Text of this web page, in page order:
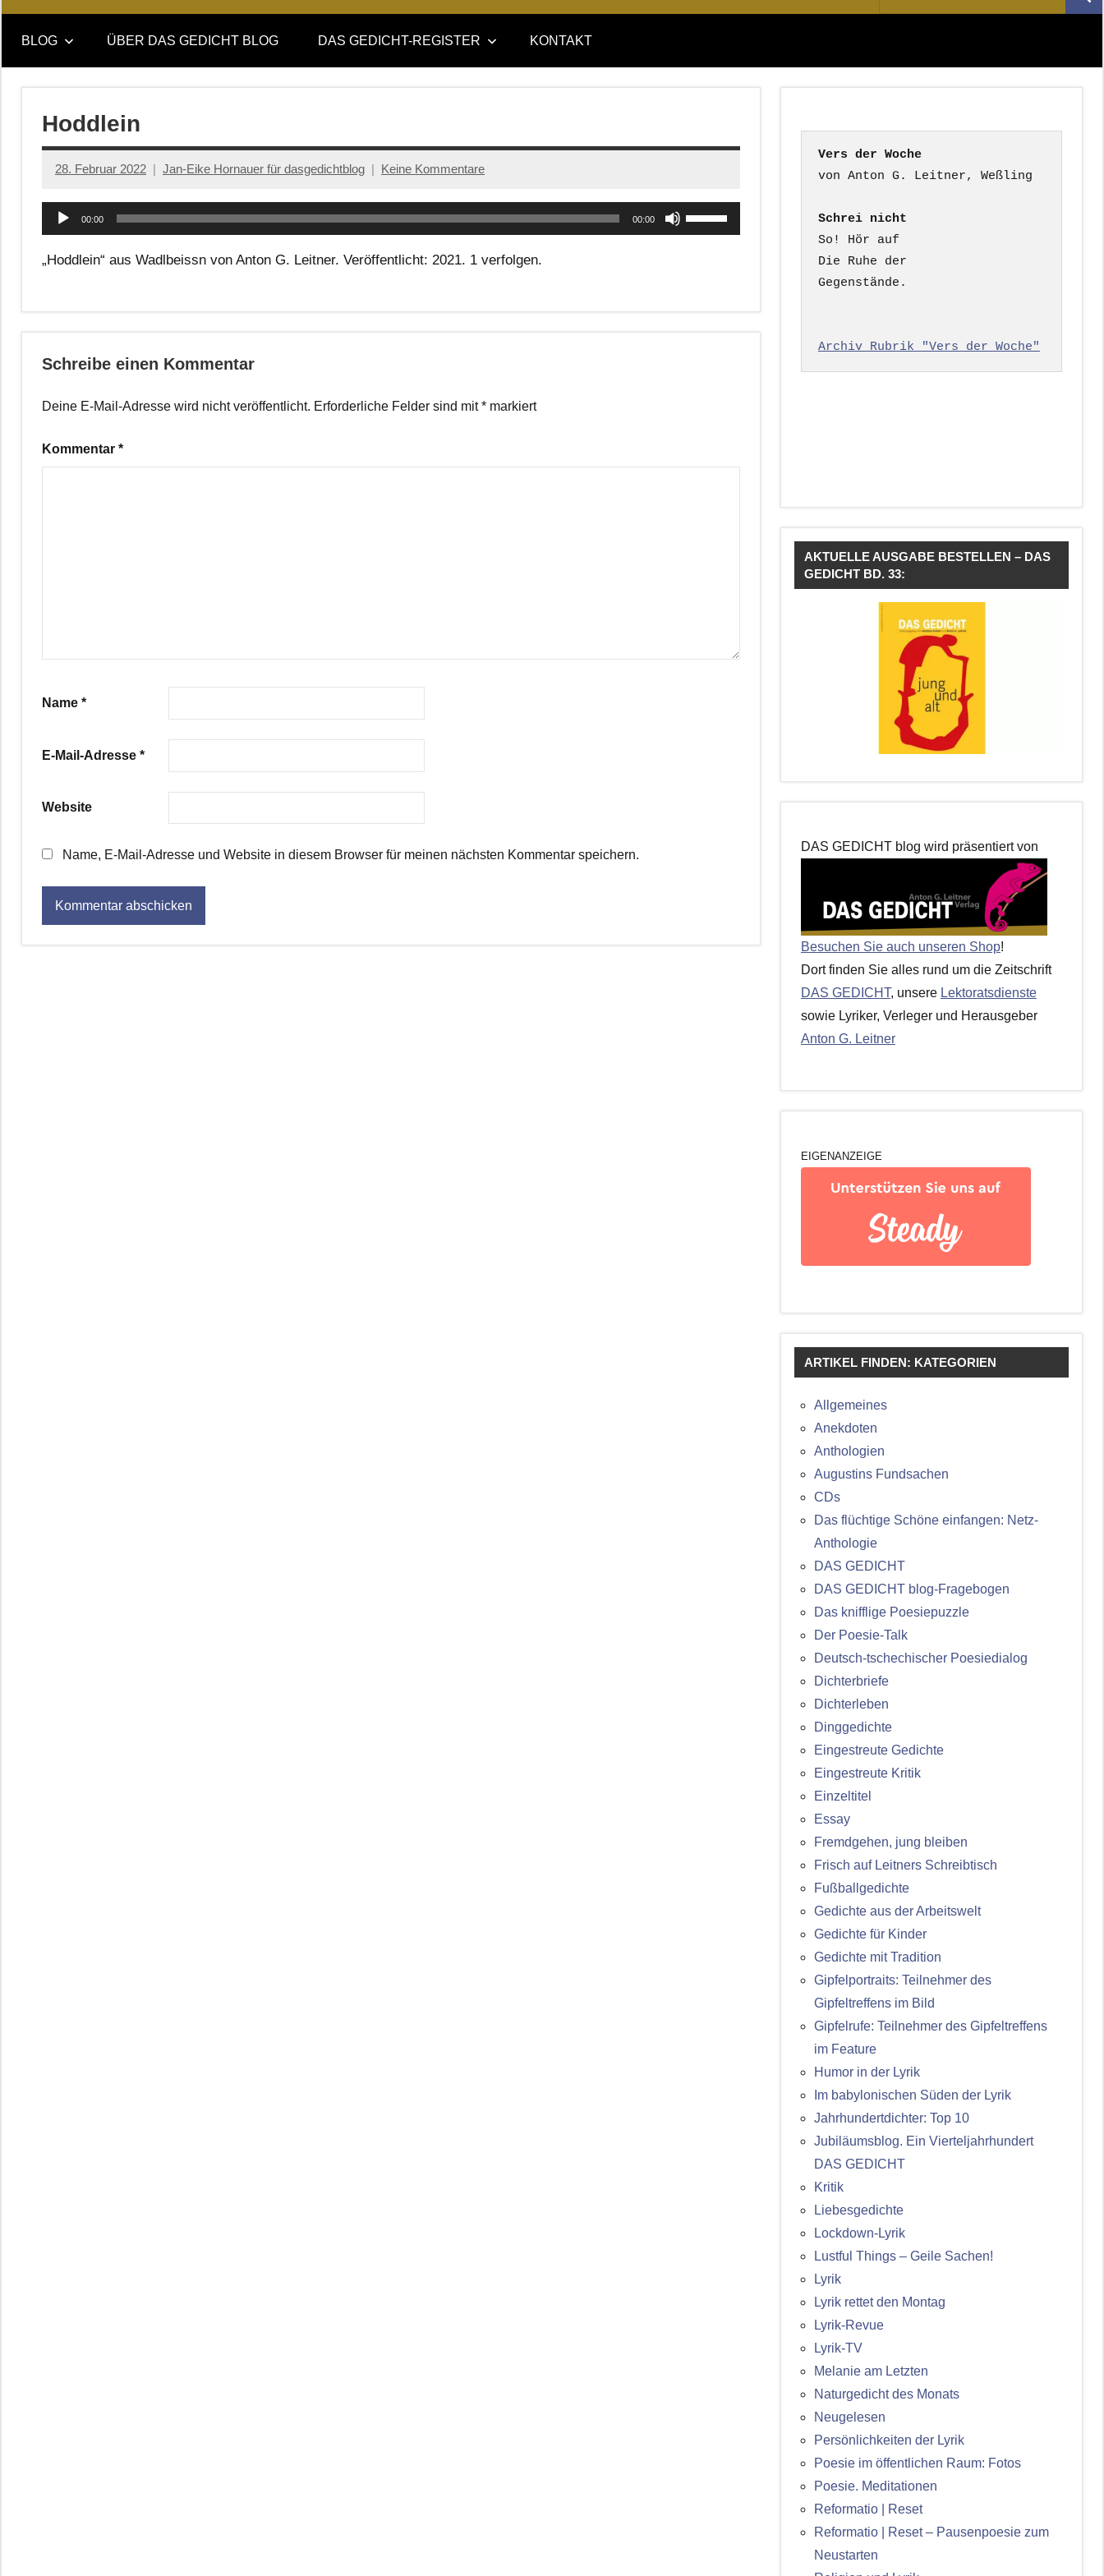
DAS
GEDICHT
blog
DAS
GEDICHT.
Zeitschrift
nach:
BLOG ÜBER DAS GEDICHT BLOG DAS GEDICHT-REGISTER KONTAKT
Hoddlein
28. Februar 2022 Jan-Eike Hornauer für dasgedichtblog Keine Kommentare
Audio-
Player
00:00 00:00
Pfeiltasten
Hoch/Runter
die
Lautstärke
„Hoddlein“ aus Wadlbeissn von Anton G. Leitner. Veröffentlicht: 2021. 1 verfolgen.
Schreibe einen Kommentar
Deine E-Mail-Adresse wird nicht veröffentlicht. Erforderliche Felder sind mit* markiert
Kommentar *
Name *
E-Mail-Adresse *
Website
Name, E-Mail-Adresse und Website in diesem Browser für meinen nächsten Kommentar speichern.
Vers der Woche
Schrei nicht
So! Hör auf
Die Ruhe der
Gegenstände.
Archiv Rubrik "Vers der Woche"
AKTUELLE AUSGABE BESTELLEN – DAS
GEDICHT BD. 33:
DAS GEDICHT blog wird präsentiert von
Besuchen Sie auch unseren Shop!
Dort finden Sie alles rund um die Zeitschrift
DAS GEDICHT, unsere Lektoratsdienste
sowie Lyriker, Verleger und Herausgeber
Anton G. Leitner
EIGENANZEIGE
ARTIKEL FINDEN: KATEGORIEN
Allgemeines
Anekdoten
Anthologien
Augustins Fundsachen
CDs
Das flüchtige Schöne einfangen: Netz-
Anthologie
DAS GEDICHT
DAS GEDICHT blog-Fragebogen
Das knifflige Poesiepuzzle
Der Poesie-Talk
Deutsch-tschechischer Poesiedialog
Dichterbriefe
Dichterleben
Dinggedichte
Eingestreute Gedichte
Eingestreute Kritik
Einzeltitel
Essay
Fremdgehen, jung bleiben
Frisch auf Leitners Schreibtisch
Fußballgedichte
Gedichte aus der Arbeitswelt
Gedichte für Kinder
Gedichte mit Tradition
Gipfelportraits: Teilnehmer des
Gipfeltreffens im Bild
Gipfelrufe: Teilnehmer des Gipfeltreffens
im Feature
Humor in der Lyrik
Im babylonischen Süden der Lyrik
Jahrhundertdichter: Top 10
Jubiläumsblog. Ein Vierteljahrhundert
DAS GEDICHT
Kritik
Liebesgedichte
Lockdown-Lyrik
Lustful Things – Geile Sachen!
Lyrik
Lyrik rettet den Montag
Lyrik-Revue
Lyrik-TV
Melanie am Letzten
Naturgedicht des Monats
Neugelesen
Persönlichkeiten der Lyrik
Poesie im öffentlichen Raum: Fotos
Poesie. Meditationen
Reformatio | Reset
Reformatio | Reset – Pausenpoesie zum
Neustarten